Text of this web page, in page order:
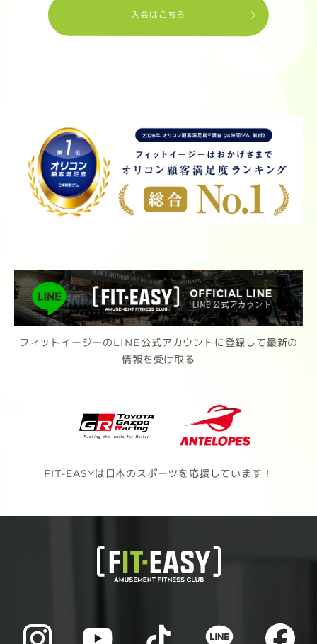
入会はこちら
フィットイージーのLINE公式アカウントに登録して最新の
情報を受け取る
FIT-EASYは日本のスポーツを応援しています！